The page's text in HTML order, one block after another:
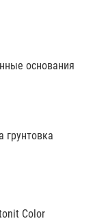
основания
грунтовка
Color